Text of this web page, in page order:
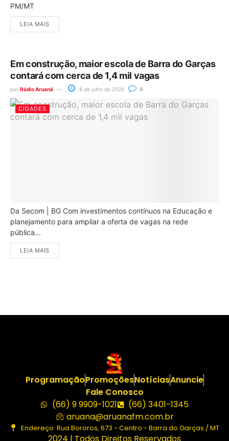
PM/MT
LEIA MAIS
Em construção, maior escola de Barra do Garças
contará com cerca de 1,4 mil vagas
por Rádio Aruanã 8 de julho de 2026 0
CIDADES
Da Secom | BG Com investimentos contínuos na Educação e
planejamento para ampliar a oferta de vagas na rede
pública...
LEIA MAIS
ProgramaçãoPromoçõesNotíciasAnuncie
Fale Conosco
(66) 9 9909-1021
(66) 3401-1345
aruana@aruanafm.com.br
Endereço: Rua Bororos, 673 - Centro - Barra do Garças / MT
2024 | Todos Direitos Reservados